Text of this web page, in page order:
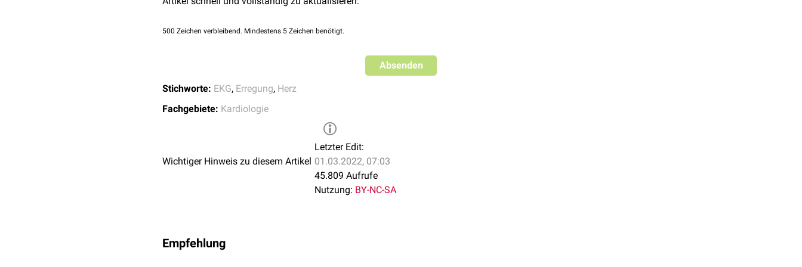
500 Zeichen verbleibend. Mindestens 5 Zeichen benötigt.
Absenden
Stichworte: EKG, Erregung, Herz
Fachgebiete: Kardiologie
Wichtiger Hinweis zu diesem Artikel
Letzter Edit:
01.03.2022, 07:03
45.809 Aufrufe
Nutzung: BY-NC-SA
Empfehlung